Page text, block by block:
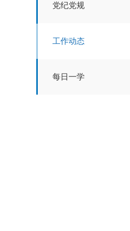
党纪党规
工作动态
每日一学